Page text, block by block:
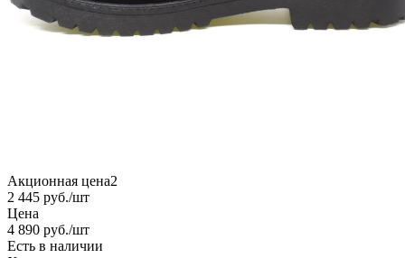
Акционная цена2
2 445 руб./шт
Цена
4 890 руб./шт
Есть в наличии